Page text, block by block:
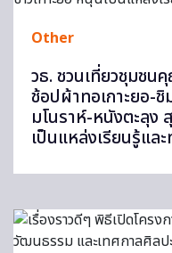
Other
วธ. ชวนเที่ยวชุมชน
ช้อปผ้าทอเกาะยอ-
มโนราห์-หนังตะลุง
เป็นแหล่งเรียนรู้แล